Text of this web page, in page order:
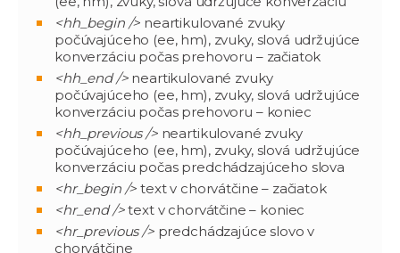
<hh_begin /> neartikulované zvuky
počúvajúceho (ee, hm), zvuky, slová udržujúce
konverzáciu počas prehovoru – začiatok
<hh_end />neartikulované zvuky
počúvajúceho (ee, hm), zvuky, slová udržujúce
konverzáciu počas prehovoru – koniec
<hh_previous />neartikulované zvuky
počúvajúceho (ee, hm), zvuky, slová udržujúce
konverzáciu počas predchádzajúceho slova
<hr_begin /> text v chorvátčine – začiatok
<hr_end />text v chorvátčine – koniec
<hr_previous />predchádzajúce slovo v
chorvátčine